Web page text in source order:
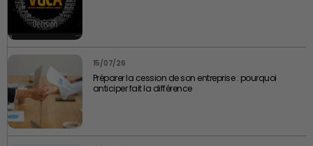
15/07/26
Préparer la cession de son entreprise : pourquoi
anticiper fait la différence